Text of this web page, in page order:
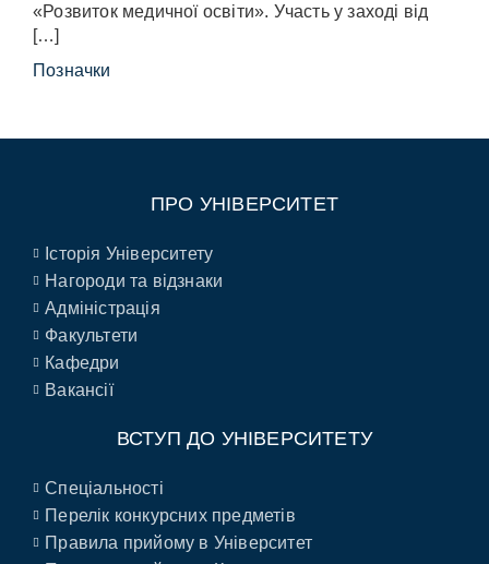
«Розвиток медичної освіти». Участь у заході від
[…]
Позначки
ПРО УНІВЕРСИТЕТ
Історія Університету
Нагороди та відзнаки
Адміністрація
Факультети
Кафедри
Вакансії
ВСТУП ДО УНІВЕРСИТЕТУ
Спеціальності
Перелік конкурсних предметів
Правила прийому в Університет